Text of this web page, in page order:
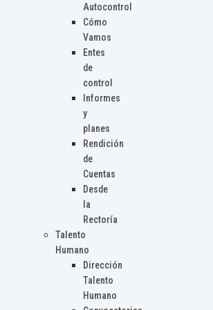
Autocontrol
Cómo
Vamos
Entes
de
control
Informes
y
planes
Rendición
de
Cuentas
Desde
la
Rectoría
Talento
Humano
Dirección
Talento
Humano